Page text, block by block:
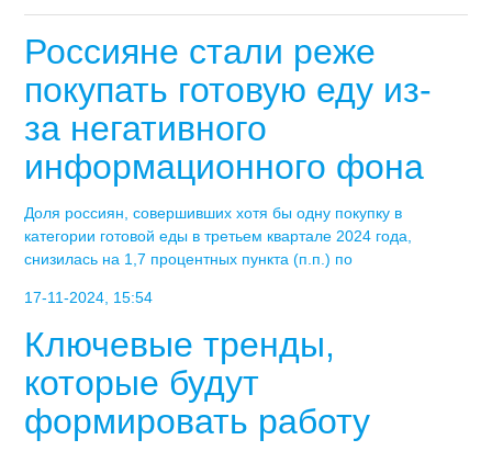
Россияне стали реже
покупать готовую еду из-
за негативного
информационного фона
Доля россиян, совершивших хотя бы одну покупку в
категории готовой еды в третьем квартале 2024 года,
снизилась на 1,7 процентных пункта (п.п.) по
17-11-2024, 15:54
Ключевые тренды,
которые будут
формировать работу